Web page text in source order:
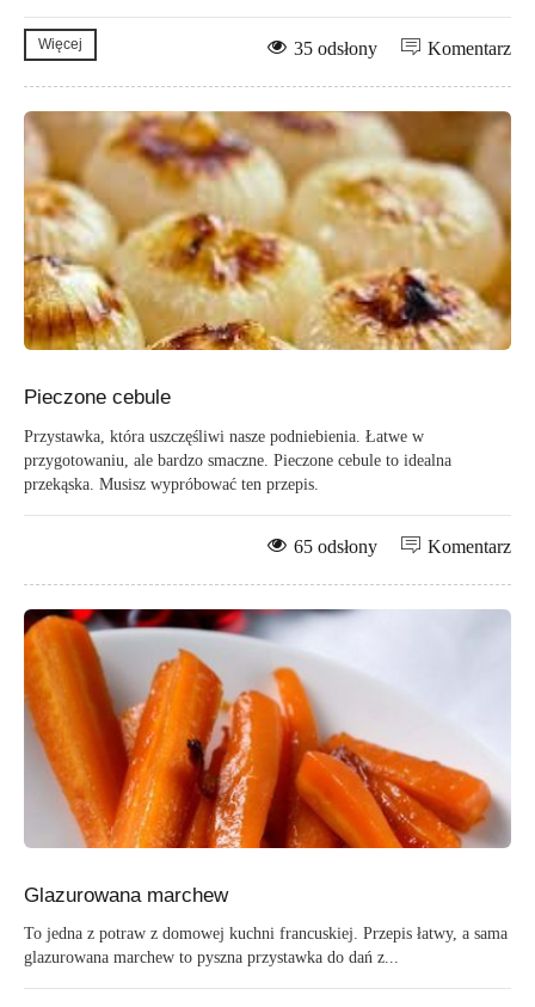
Więcej Komentarz
35 odsłony
Pieczone cebule
Przystawka, która uszczęśliwi nasze podniebienia. Łatwe w
przygotowaniu, ale bardzo smaczne. Pieczone cebule to idealna
przekąska. Musisz wypróbować ten przepis.
Komentarz
65 odsłony
Glazurowana marchew
To jedna z potraw z domowej kuchni francuskiej. Przepis łatwy, a sama
glazurowana marchew to pyszna przystawka do dań z...